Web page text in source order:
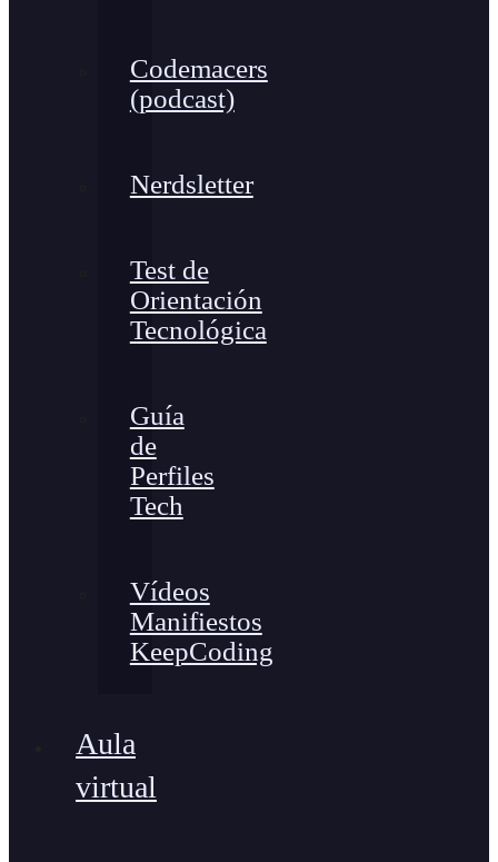
Codemacers
(podcast)
Nerdsletter
Test de
Orientación
Tecnológica
Guía
de
Perfiles
Tech
Vídeos
Manifiestos
KeepCoding
Aula
virtual